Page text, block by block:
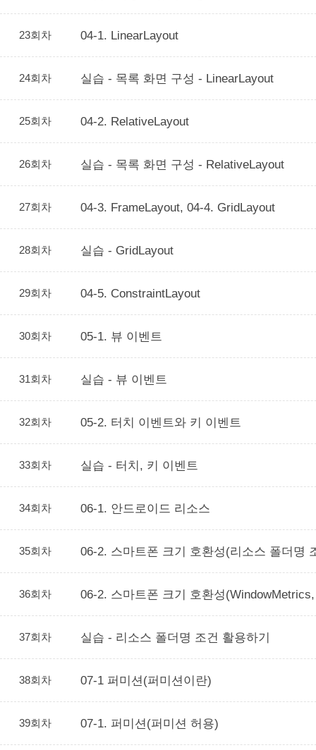
23회차 04-1. LinearLayout
24회차 실습 - 목록 화면 구성 - LinearLayout
25회차 04-2. RelativeLayout
26회차 실습 - 목록 화면 구성 - RelativeLayout
27회차 04-3. FrameLayout, 04-4. GridLayout
28회차 실습 - GridLayout
29회차 04-5. ConstraintLayout
30회차 05-1. 뷰 이벤트
31회차 실습 - 뷰 이벤트
32회차 05-2. 터치 이벤트와 키 이벤트
33회차 실습 - 터치, 키 이벤트
34회차 06-1. 안드로이드 리소스
35회차 06-2. 스마트폰 크기 호환성(리소스 폴더명
36회차 06-2. 스마트폰 크기 호환성
37회차 실습 - 리소스 폴더명 조건 활용하기
38회차 07-1 퍼미션(퍼미션이란)
39회차 07-1. 퍼미션(퍼미션 허용)